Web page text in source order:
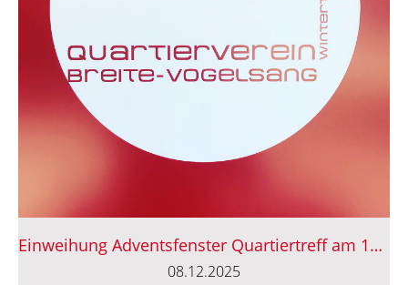
Einweihung Adventsfenster Quartiertreff am 12.12.
08.12.2025